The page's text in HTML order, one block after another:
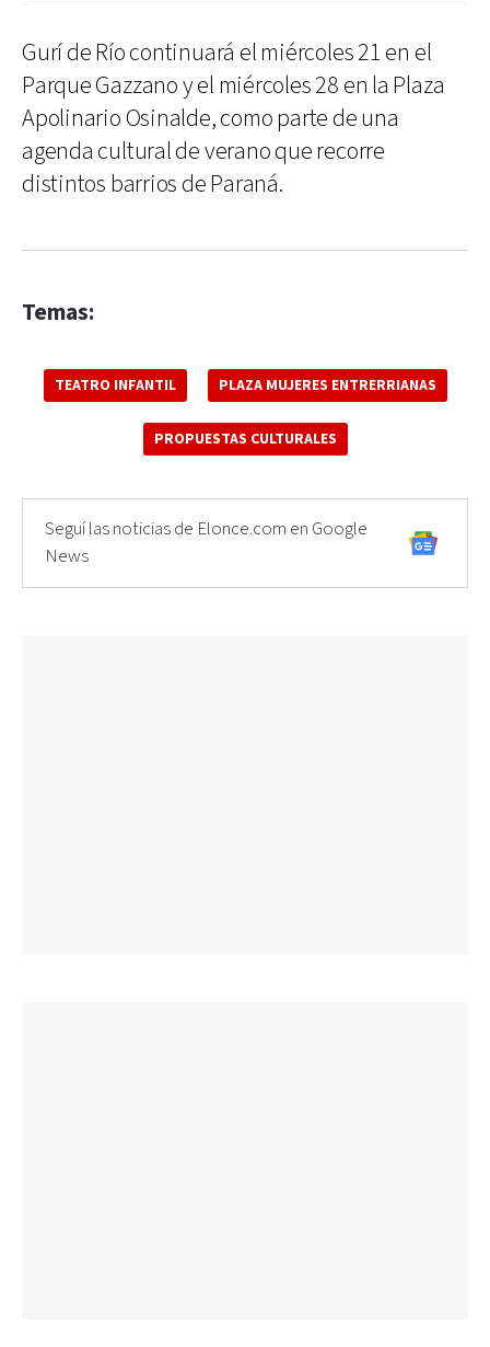
Gurí de Río continuará el miércoles 21 en el
Parque Gazzano y el miércoles 28 en la Plaza
Apolinario Osinalde, como parte de una
agenda cultural de verano que recorre
distintos barrios de Paraná.
Temas:
TEATRO INFANTIL PLAZA MUJERES ENTRERRIANAS
PROPUESTAS CULTURALES
Seguí las noticias de Elonce.com en Google
News